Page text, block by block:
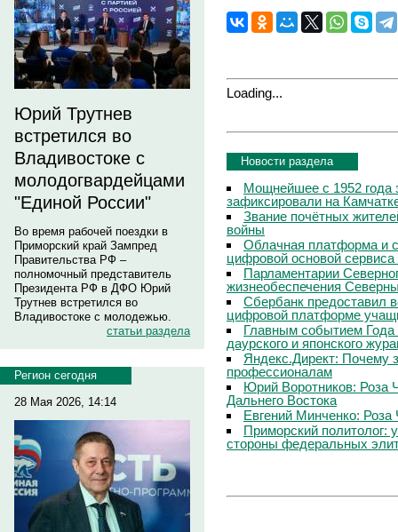
Юрий Трутнев
встретился во
Владивостоке с
молодогвардейцами
"Единой России"
Во время рабочей поездки в
Приморский край Зампред
Правительства РФ –
полномочный представитель
Президента РФ в ДФО Юрий
Трутнев встретился во
Владивостоке с молодежью.
статьи раздела
Регион сегодня
28 Мая 2026, 14:14
Loading...
Новости раздела
Мощнейшее с 1952 года
зафиксировали на
Звание почётных
войны
Облачная платформа и
цифровой основой
Парламентарии
жизнеобеспечения
Сбербанк предоставил
цифровой платформе
Главным событием
даурского и японского
Яндекс.Директ: Почему
профессионалам
Юрий Воротников: Роза
Дальнего Востока
Евгений Минченко: Роза
Приморский политолог:
стороны федеральных